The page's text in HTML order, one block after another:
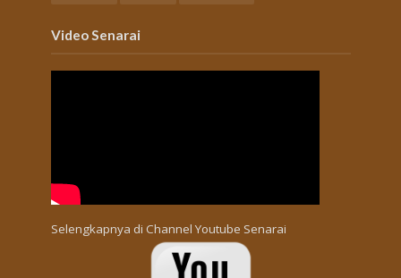
Video Senarai
Selengkapnya di Channel Youtube Senarai